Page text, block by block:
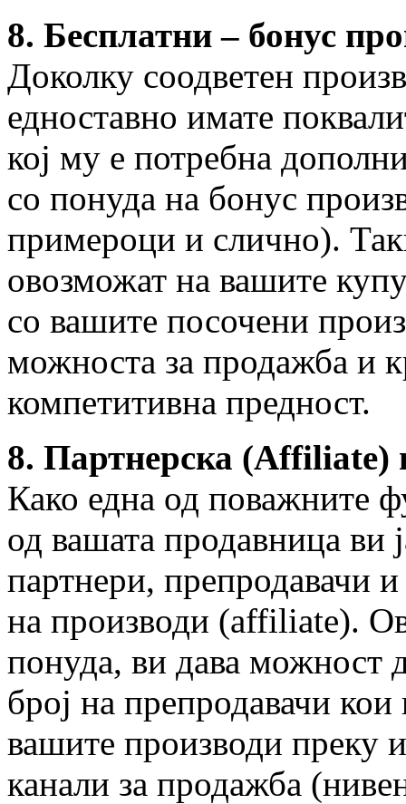
8. Бесплатни – бонус
Доколку соодветен
едноставно имате
кој му е потребна
со понуда на бонус
примероци и слично).
овозможат на вашите
со вашите посочени
можноста за продажба и
компетитивна предност.
8. Партнерска (Affiliate)
Како една од поважните
од вашата продавница ви
партнери, препродавачи
на производи (affiliate).
понуда, ви дава можност
број на препродавачи
вашите производи преку
канали за продажба